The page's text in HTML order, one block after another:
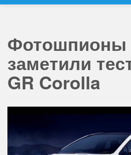
Фотошпионы
заметили
GR Corolla